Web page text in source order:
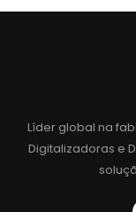
Líder global na
Digitalizadoras e